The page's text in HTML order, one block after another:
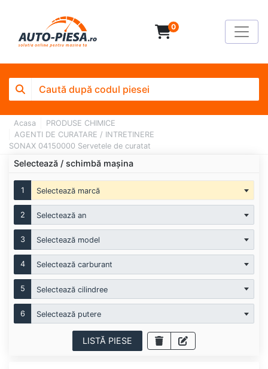
0
Acasa
PRODUSE CHIMICE
AGENTI DE CURATARE / INTRETINERE
SONAX 04150000 Servetele de curatat
Selectează / schimbă mașina
1 Selectează marcă
2 Selectează an
3 Selectează model
4 Selectează carburant
5 Selectează cilindree
6 Selectează putere
LISTĂ PIESE